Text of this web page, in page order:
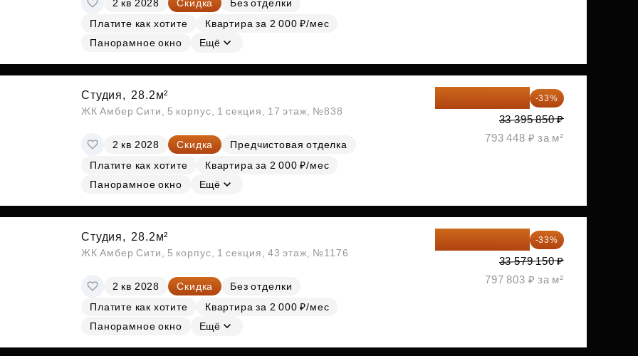
Субсидии
2 кв 2028 Скидка
Без отделки
Платите как хотите
Квартира за 2 000 ₽/мес
Панорамное окно
Ещё
Студия, 28.2м²
ЖК Амбер Сити, 5 корпус, 1 секция, 17 этаж, №838
2 кв 2028 Скидка
Предчистовая отделка
Платите как хотите
Квартира за 2 000 ₽/мес
Панорамное окно
Ещё
-33%
33 395 850 ₽
793 448 ₽ за м²
Студия, 28.2м²
ЖК Амбер Сити, 5 корпус, 1 секция, 43 этаж, №1176
2 кв 2028 Скидка
Без отделки
Платите как хотите
Квартира за 2 000 ₽/мес
Панорамное окно
Ещё
-33%
33 579 150 ₽
797 803 ₽ за м²